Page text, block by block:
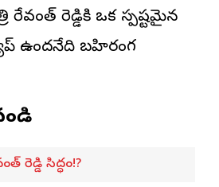
రేవంత్ రెడ్డికి ఒక స్పష్టమైన
ఉందనేది బహిరంగ
రెడ్డి సిద్ధం!?